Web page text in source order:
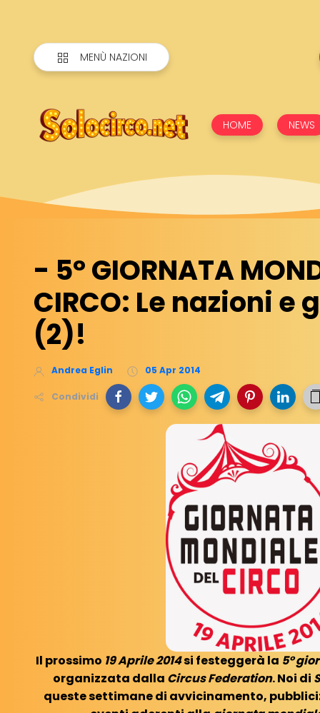
MENÙ NAZIONI
HOME NEWS
- 5° GIORNATA
CIRCO: Le nazioni e
(2)!
Andrea Eglin 05 Apr 2014
Condividi
Il prossimo 19 Aprile 2014si festeggerà la 5°
organizzata dalla Circus Federation. Noi di
queste settimane di avvicinamento,